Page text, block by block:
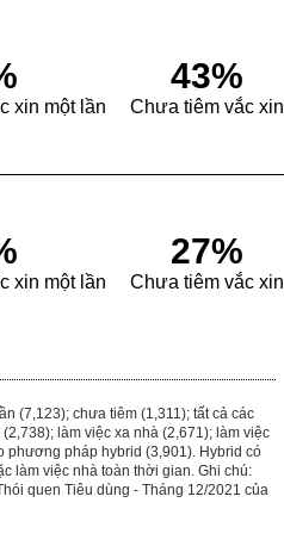
xin một lần
43%
Chưa tiêm vắc xin
xin một lần
27%
Chưa tiêm vắc xin
(7,123); chưa tiêm (1,311); tất cả các
làm việc xa nhà (2,671); làm việc
phương pháp hybrid (3,901). Hybrid có
làm việc nhà toàn thời gian. Ghi chú:
quen Tiêu dùng - Tháng 12/2021 của